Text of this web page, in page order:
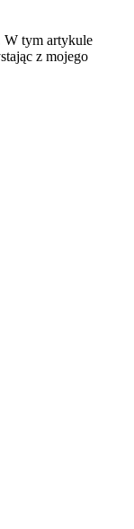
W tym artykule
z mojego